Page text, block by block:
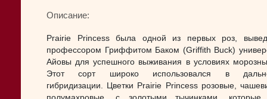
Описание:
Prairie Princess была одной из первых роз,
профессором Гриффитом Баком (Griffith Buck)
Айовы для успешного выживания в условиях
Этот сорт широко использовался в
гибридизации. Цветки Prairie Princess розовые,